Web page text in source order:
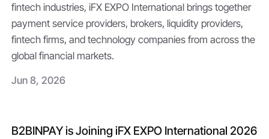
fintech industries, iFX EXPO International brings together
payment service providers, brokers, liquidity providers,
fintech firms, and technology companies from across the
global financial markets.
Jun 8, 2026
B2BINPAY is Joining iFX EXPO International 2026